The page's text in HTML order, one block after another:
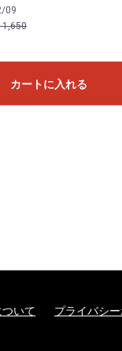
09
1,650
カートに入れる
いて プライバシ